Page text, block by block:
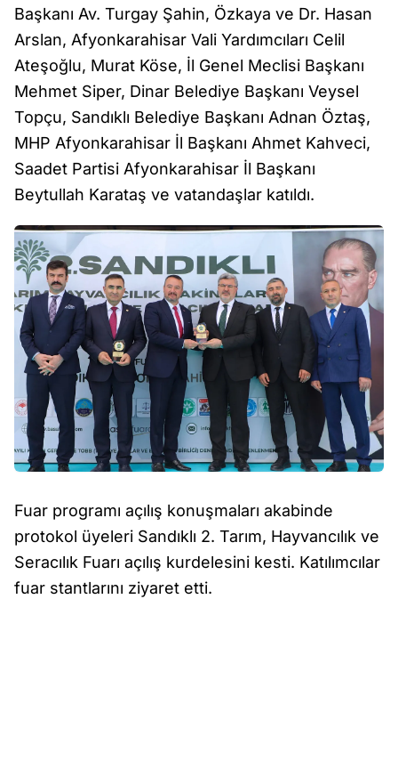
Başkanı Av. Turgay Şahin, Özkaya ve Dr. Hasan
Arslan, Afyonkarahisar Vali Yardımcıları Celil
Ateşoğlu, Murat Köse, İl Genel Meclisi Başkanı
Mehmet Siper, Dinar Belediye Başkanı Veysel
Topçu, Sandıklı Belediye Başkanı Adnan Öztaş,
MHP Afyonkarahisar İl Başkanı Ahmet Kahveci,
Saadet Partisi Afyonkarahisar İl Başkanı
Beytullah Karataş ve vatandaşlar katıldı.
Fuar programı açılış konuşmaları akabinde
protokol üyeleri Sandıklı 2. Tarım, Hayvancılık ve
Seracılık Fuarı açılış kurdelesini kesti. Katılımcılar
fuar stantlarını ziyaret etti.